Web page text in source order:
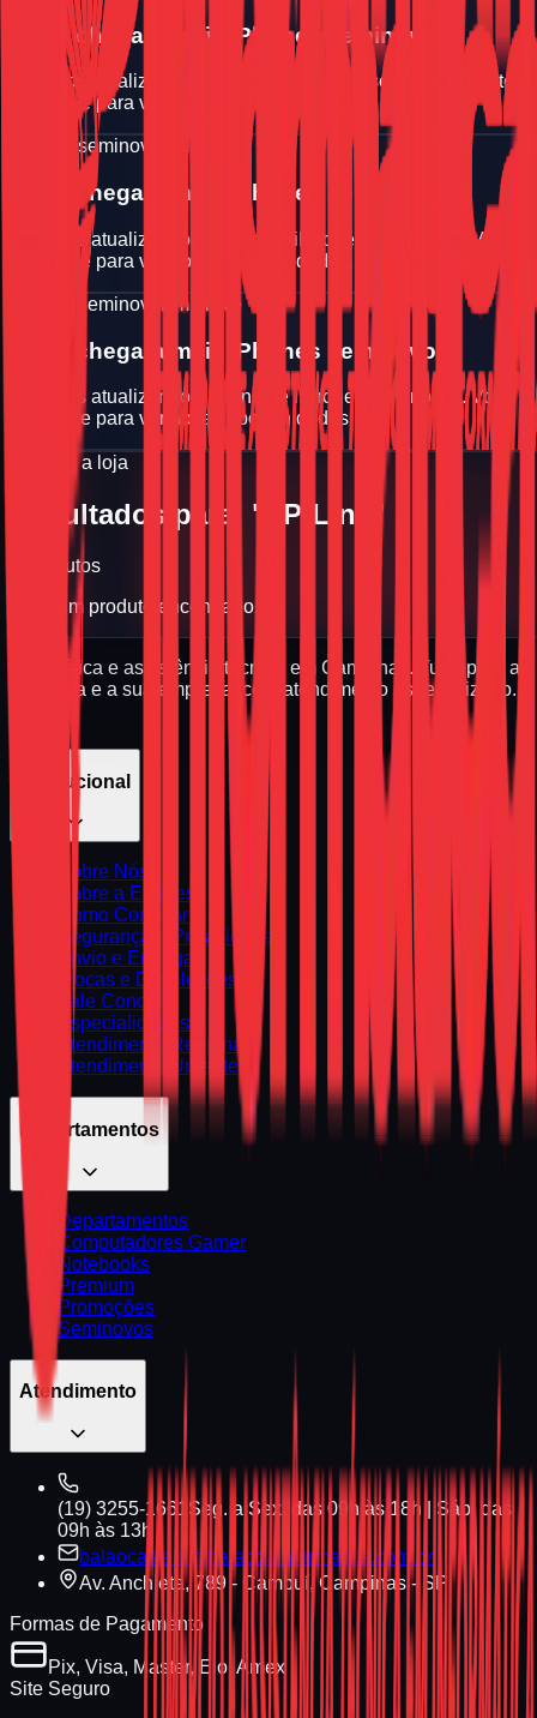
Logo chegara mais iPhones seminovos
Estamos atualizando a vitrine de iPhones seminovos. Volte
em breve para ver novas oportunidades.
iPhone seminovo Em breve
Logo chegara mais iPhones seminovos
Estamos atualizando a vitrine de iPhones seminovos. Volte
em breve para ver novas oportunidades.
iPhone seminovo Em breve
Logo chegara mais iPhones seminovos
Estamos atualizando a vitrine de iPhones seminovos. Volte
em breve para ver novas oportunidades.
Explore a loja
Resultados para: "TP-Link"
produtos
Nenhum produto encontrado.
Informática e assistência técnica em Campinas. Tudo para a
sua casa e a sua empresa, com atendimento especializado.
Institucional
Sobre Nós
Sobre a Empresa
Como Comprar
Segurança e Privacidade
Envio e Entrega
Trocas e Devoluções
Fale Conosco
Especialidades
Atendimento Regional
Atendimento Urgente
Departamentos
Departamentos
Computadores Gamer
Notebooks
Premium
Promoções
Seminovos
Atendimento
(19) 3255-1661 Seg. a Sex. das 09h às 18h | Sáb. das
09h às 13h
balaocastelo@balaodainformatica.com.br
Av. Anchieta, 789 - Cambuí, Campinas - SP
Formas de Pagamento
Pix, Visa, Master, Elo, Amex
Site Seguro